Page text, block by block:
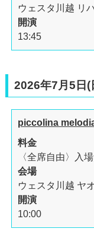
ウェスタ川越 リ
開演
13:45
2026年7月5日(
piccolina
料金
〈全席自由〉入
会場
ウェスタ川越 ヤ
開演
10:00